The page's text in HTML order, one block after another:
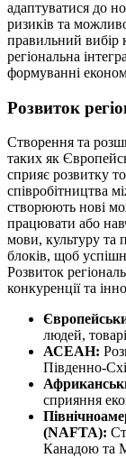
адаптуватися до
ризиків та
правильний вибір
регіональна
формуванні
Розвиток
Створення та
таких як
сприяє розвитку
співробітництва
створюють нові
працювати або
мови, культуру та
блоків, щоб
Розвиток
конкуренції та
людей,
АСЕАН:
Південно-
сприяння
(NAFTA):
Канадою та